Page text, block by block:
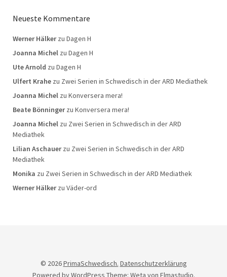
Neueste Kommentare
Werner Hälkerzu Dagen H
Joanna Michel zu Dagen H
Ute Arnold zu Dagen H
Ulfert Krahe zu Zwei Serien in Schwedisch in der ARD Mediathek
Joanna Michel zu Konversera mera!
Beate Bönningerzu Konversera mera!
Joanna Michel zu Zwei Serien in Schwedisch in der ARD
Mediathek
Lilian Aschauerzu Zwei Serien in Schwedisch in der ARD
Mediathek
Monika zu Zwei Serien in Schwedisch in der ARD Mediathek
Werner Hälkerzu Väder-ord
© 2026PrimaSchwedisch. Datenschutzerklärung
Powered byWordPress Theme: Weta von Elmastudio.